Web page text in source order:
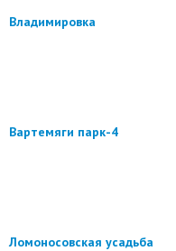
Владимировка
Вартемяги парк-4
Ломоносовская усадьба